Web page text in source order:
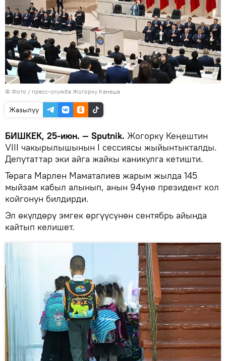
© Фото / пресс-служба Жогорку Кенеша
Жазылуу
БИШКЕК, 25-июн. — Sputnik. Жогорку Кеңештин
VIII чакырылышынын I сессиясы жыйынтыкталды.
Депутаттар эки айга жайкы каникулга кетишти.
Төрага Марлен Маматалиев жарым жылда 145
мыйзам кабыл алынып, анын 94үнө президент кол
койгонун билдирди.
Эл өкүлдөрү эмгек өргүүсүнөн сентябрь айында
кайтып келишет.